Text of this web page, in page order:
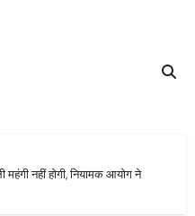
नहीं होगी, नियामक आयोग ने